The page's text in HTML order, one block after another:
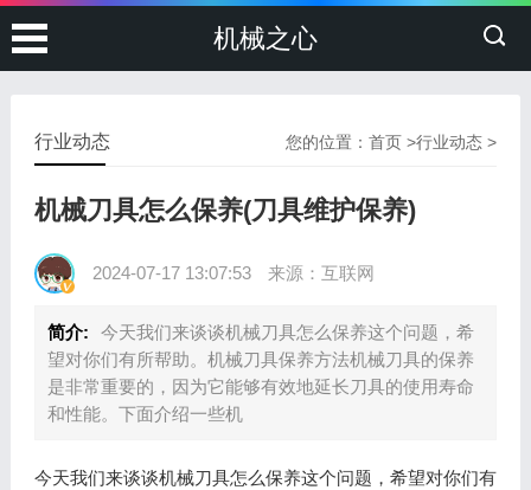
机械之心
您的位置：首页 >行业动态 >
行业动态
机械刀具怎么保养(刀具维护保养)
2024-07-17 13:07:53 来源：互联网
简介:
今天我们来谈谈机械刀具怎么保养这个问题，希
望对你们有所帮助。机械刀具保养方法机械刀具的保养
是非常重要的，因为它能够有效地延长刀具的使用寿命
和性能。下面介绍一些机
今天我们来谈谈机械刀具怎么保养这个问题，希望对你们有